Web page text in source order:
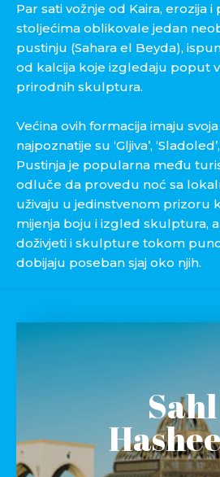
Par sati vožnje od Kaira, erozija
stoljećima oblikovale jedan
pustinju (Sahara el Beyda),
od kalcija koje izgledaju poput
prirodnih skulptura.
Većina ovih formacija imaju
najpoznatije su ‘Gljiva’,
Pustinja je popularna među
odluče da provedu noć sa
uživaju u jedinstvenom prizoru
mijenja boju i izgled skulptura,
doživjeti i skulpture tokom
dobijaju poseban sjaj oko njih.
Sahl